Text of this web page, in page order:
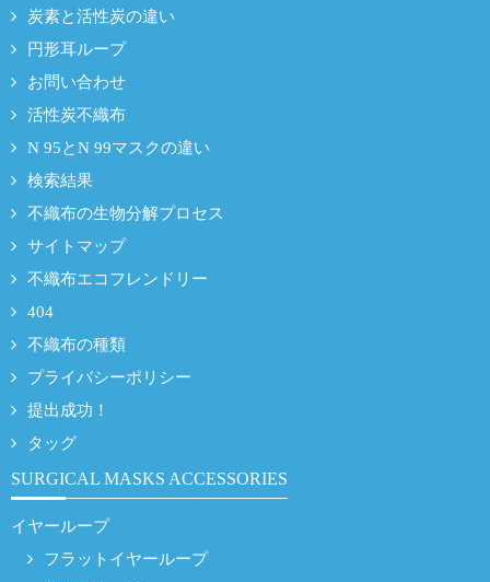
炭素と活性炭の違い
円形耳ループ
お問い合わせ
活性炭不織布
N 95とN 99マスクの違い
検索結果
不織布の生物分解プロセス
サイトマップ
不織布エコフレンドリー
404
不織布の種類
プライバシーポリシー
提出成功！
タッグ
SURGICAL MASKS ACCESSORIES
イヤーループ
フラットイヤーループ